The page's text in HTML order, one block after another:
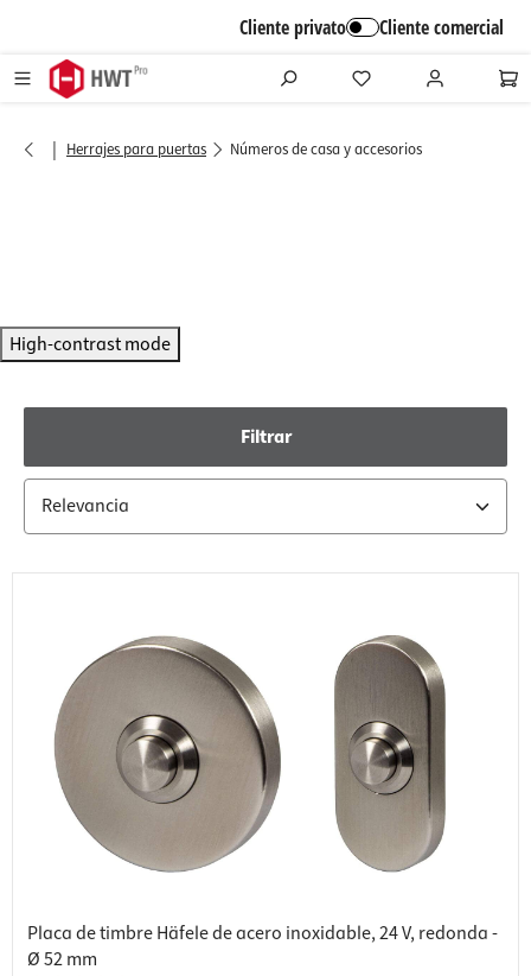
Cliente privato Cliente comercial
| Herrajes para puertas Números de casa y accesorios
High-contrast mode
Filtrar
Placa de timbre Häfele de acero inoxidable, 24 V, redonda -
Ø 52 mm